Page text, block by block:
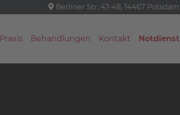
Berliner Str. 47-48, 14467 Potsdam
Praxis Behandlungen Kontakt Notdienst